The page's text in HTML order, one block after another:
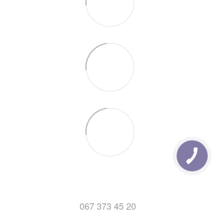
деталях отделений новой почты можно
067 373 45 20